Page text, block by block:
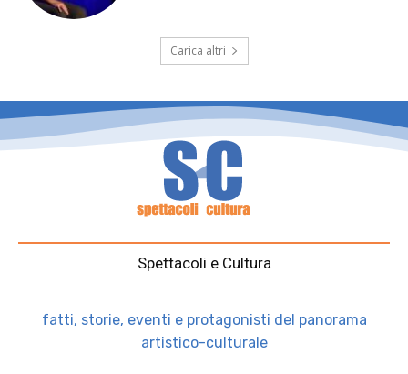
Carica altri
Spettacoli e Cultura
fatti, storie, eventi e protagonisti del panorama
artistico-culturale